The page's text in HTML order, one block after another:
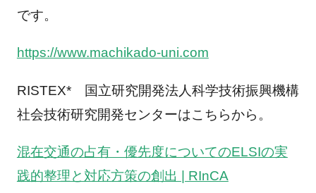
です。
https://www.machikado-uni.com
RISTEX* 国立研究開発法人科学技術振興機構
社会技術研究開発センターはこちらから。
混在交通の占有・優先度についてのELSIの実
践的整理と対応方策の創出 | RInCA